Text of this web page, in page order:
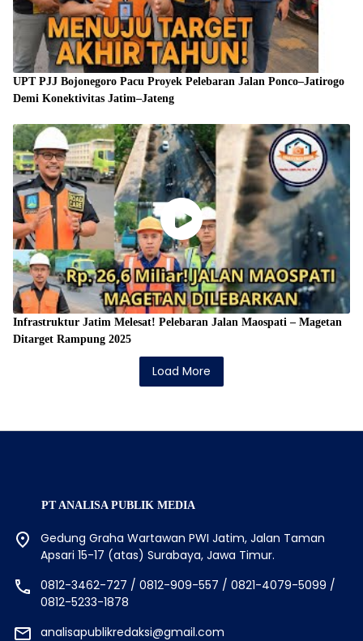
UPT PJJ Bojonegoro Pacu Proyek Pelebaran Jalan Ponco–Jatirogo
Demi Konektivitas Jatim–Jateng
Infrastruktur Jatim Melesat! Pelebaran Jalan Maospati – Magetan
Ditarget Rampung 2025
Load More
PT ANALISA PUBLIK MEDIA
Gedung Graha Wartawan PWI Jatim, Jalan Taman
Apsari 15-17 (atas) Surabaya, Jawa Timur.
0812-3462-727 / 0812-909-557 / 0821-4079-5099 /
0812-5233-1878
analisapublikredaksi@gmail.com